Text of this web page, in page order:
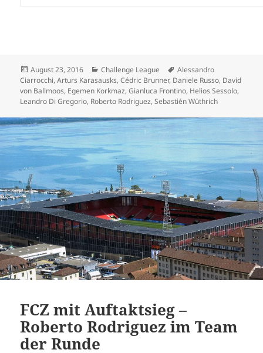
Veröffentlicht
am
August 23, 2016 Kategorien
Challenge League Schlagwörter
Alessandro
Ciarrocchi,Arturs Karasausks,Cédric Brunner, Daniele Russo, David
von Ballmoos, Egemen Korkmaz,Gianluca Frontino, Helios Sessolo,
Leandro Di Gregorio, Roberto Rodriguez,Sebastién Wüthrich
FCZ mit Auftaktsieg –
Roberto Rodriguez im Team
der Runde